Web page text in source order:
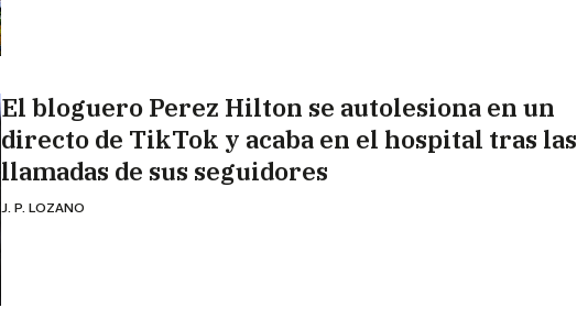
El bloguero Perez Hilton se autolesiona en un
directo de TikTok y acaba en el hospital tras las
llamadas de sus seguidores
J. P. LOZANO